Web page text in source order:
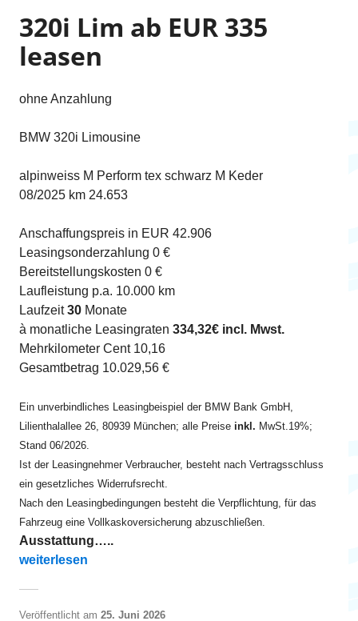
320i Lim ab EUR 335
leasen
ohne Anzahlung
BMW 320i Limousine
alpinweiss M Perform tex schwarz M Keder
08/2025 km 24.653
Anschaffungspreis in EUR 42.906
Leasingsonderzahlung 0 €
Bereitstellungskosten 0 €
Laufleistung p.a. 10.000 km
Laufzeit30 Monate
à monatliche Leasingraten 334,32€ incl. Mwst.
Mehrkilometer Cent 10,16
Gesamtbetrag 10.029,56 €
Ein unverbindliches Leasingbeispiel der BMW Bank GmbH,
Lilienthalallee 26, 80939 München; alle Preise inkl. MwSt.19%;
Stand 06/2026.
Ist der Leasingnehmer Verbraucher, besteht nach Vertragsschluss
ein gesetzliches Widerrufsrecht.
Nach den Leasingbedingungen besteht die Verpflichtung, für das
Fahrzeug eine Vollkaskoversicherung abzuschließen.
Ausstattung…..
„320i Lim ab EUR 335 leasen“
weiterlesen
Veröffentlicht am 25. Juni 2026